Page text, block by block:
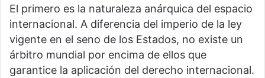
El primero es la naturaleza anárquica del espacio
internacional. A diferencia del imperio de la ley
vigente en el seno de los Estados, no existe un
árbitro mundial por encima de ellos que
garantice la aplicación del derecho internacional.